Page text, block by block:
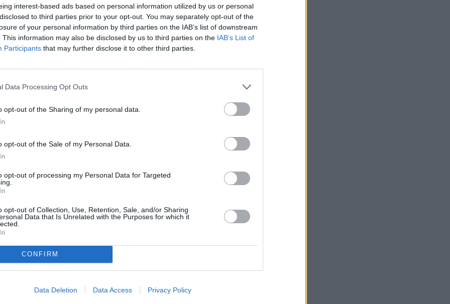
interest-based ads based on personal information utilized by us or personal
to third parties prior to your opt-out. You may separately opt-out of the
of your personal information by third parties on the IAB’s list of downstream
This information may also be disclosed by us to third parties on the IAB’s List of
Participants that may further disclose it to other third parties.
Data Processing Opt Outs
opt-out of the Sharing of my personal data.
opt-out of the Sale of my Personal Data.
opt-out of processing my Personal Data for Targeted
opt-out of Collection, Use, Retention, Sale, and/or Sharing
Data that Is Unrelated with the Purposes for which it
CONFIRM
Data Deletion Data Access Privacy Policy
etc.).
a la atención médica.
las mujeres.
LGBTQ+.
bien
bien